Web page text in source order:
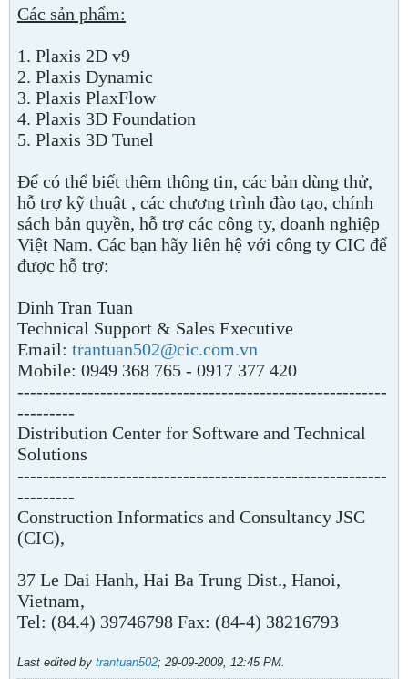
Các sản phẩm:
1. Plaxis 2D v9
2. Plaxis Dynamic
3. Plaxis PlaxFlow
4. Plaxis 3D Foundation
5. Plaxis 3D Tunel
Để có thể biết thêm thông tin, các bản dùng thử,
hỗ trợ kỹ thuật , các chương trình đào tạo, chính
sách bản quyền, hỗ trợ các công ty, doanh nghiệp
Việt Nam. Các bạn hãy liên hệ với công ty CIC để
được hỗ trợ:
Dinh Tran Tuan
Technical Support & Sales Executive
Email: trantuan502@cic.com.vn
Mobile: 0949 368 765 - 0917 377 420
----------------------------------------------------------
---------
Distribution Center for Software and Technical
Solutions
----------------------------------------------------------
---------
Construction Informatics and Consultancy JSC
(CIC),
37 Le Dai Hanh, Hai Ba Trung Dist., Hanoi,
Vietnam,
Tel: (84.4) 39746798 Fax: (84-4) 38216793
Last edited by trantuan502; 29-09-2009, 12:45 PM.